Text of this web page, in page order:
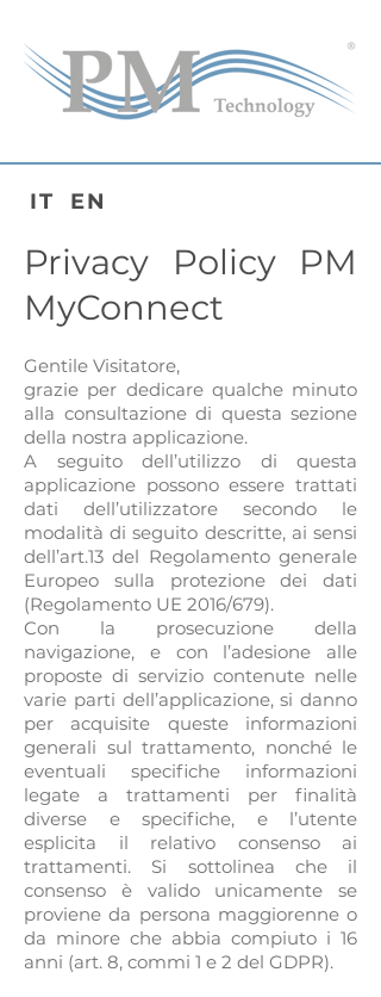
IT EN
Privacy Policy PM
MyConnect
Gentile Visitatore,
grazie per dedicare qualche minuto
alla consultazione di questa sezione
della nostra applicazione.
A seguito dell’utilizzo di questa
applicazione possono essere trattati
dati dell’utilizzatore secondo le
modalità di seguito descritte, ai sensi
dell’art.13 del Regolamento generale
Europeo sulla protezione dei dati
(Regolamento UE 2016/679).
Con la prosecuzione della
navigazione, e con l’adesione alle
proposte di servizio contenute nelle
varie parti dell’applicazione, si danno
per acquisite queste informazioni
generali sul trattamento, nonché le
eventuali specifiche informazioni
legate a trattamenti per finalità
diverse e specifiche, e l’utente
esplicita il relativo consenso ai
trattamenti. Si sottolinea che il
consenso è valido unicamente se
proviene da persona maggiorenne o
da minore che abbia compiuto i 16
anni (art. 8, commi 1 e 2 del GDPR).